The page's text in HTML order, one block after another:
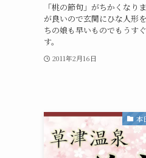
「桃の節句」がちかくなり
が良いので玄関にひな人形
ちの娘も早いものでもうす
す。
2011年2月16日
本